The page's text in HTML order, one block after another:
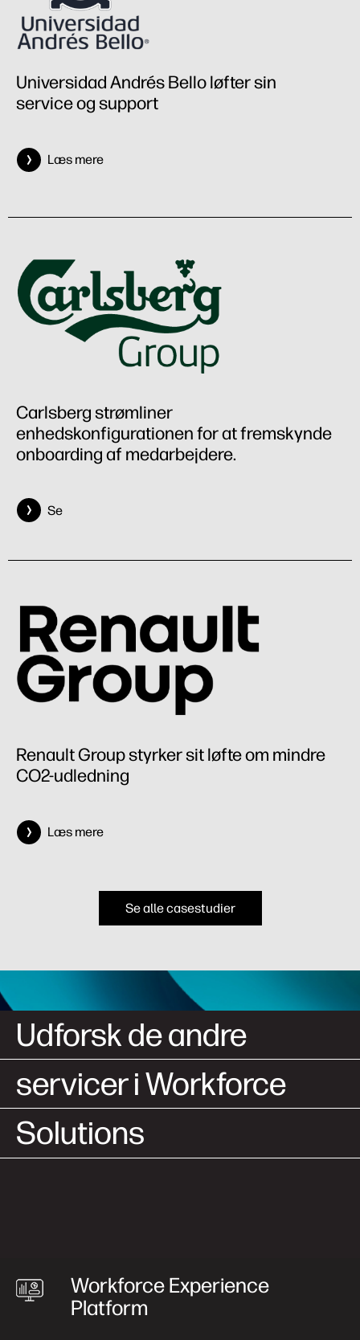
Universidad Andrés Bello løfter sin
service og support
Læs mere
Carlsberg strømliner
enhedskonfigurationen for at fremskynde
onboarding af medarbejdere.
Se
Renault Group styrker sit løfte om mindre
CO2-udledning
Læs mere
Se alle casestudier
Udforsk de andre
servicer i Workforce
Solutions
Workforce Experience
Platform